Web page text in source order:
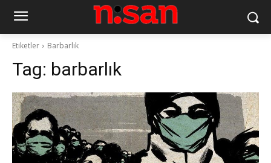
Etiketler Barbarlık
Tag: barbarlık